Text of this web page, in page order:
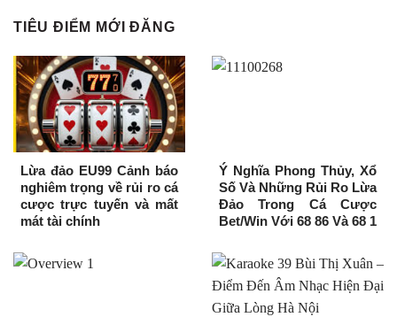
TIÊU ĐIỂM MỚI ĐĂNG
Lừa đảo EU99 Cảnh báo
nghiêm trọng về rủi ro cá
cược trực tuyến và mất
mát tài chính
Ý Nghĩa Phong Thủy, Xổ
Số Và Những Rủi Ro Lừa
Đảo Trong Cá Cược
Bet/Win Với 68 86 Và 68 1